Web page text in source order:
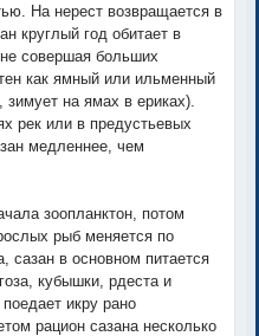
На нерест возвращается в
круглый год обитает в
совершая больших
как ямный или ильменный
на ямах в ериках).
рек или в предустьевых
медленнее, чем
зоопланктон, потом
рыб меняется по
сазан в основном питается
кубышки, рдеста и
икру рано
рацион сазана несколько